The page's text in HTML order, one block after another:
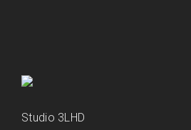
Studio 3LHD